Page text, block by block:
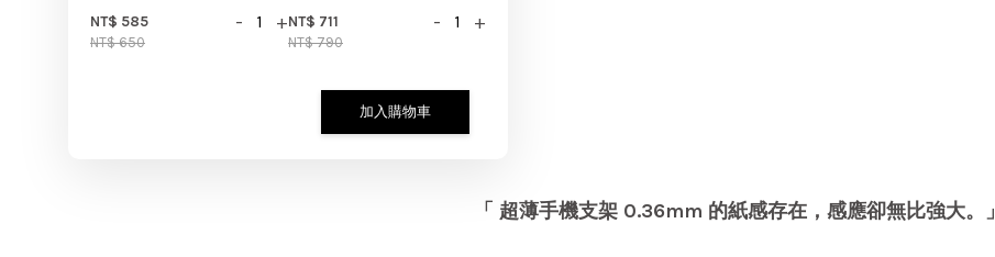
NT$ 585
NT$ 650
- +NT$ 711
NT$ 790
- +
加入購物車
「 超薄手機支架 0.36mm 的紙感存在，感應卻無比強大。」